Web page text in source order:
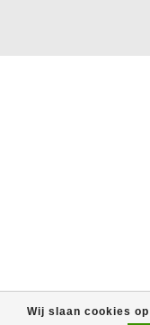
Wij slaan cookies